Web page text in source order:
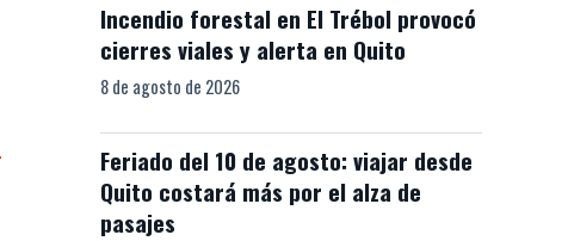
Incendio forestal en El Trébol provocó
cierres viales y alerta en Quito
8 de agosto de 2026
Feriado del 10 de agosto: viajar desde
Quito costará más por el alza de
pasajes